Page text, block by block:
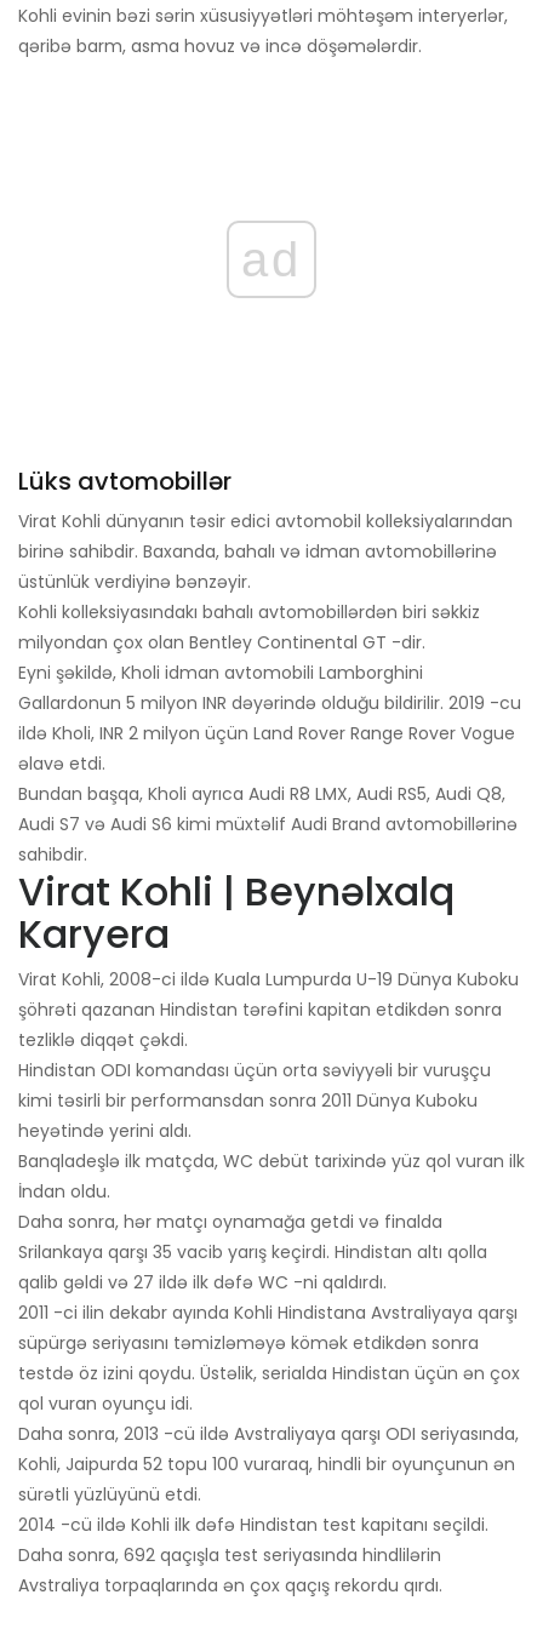
Kohli evinin bəzi sərin xüsusiyyətləri möhtəşəm interyerlər,
qəribə barm, asma hovuz və incə döşəmələrdir.
ad
Lüks avtomobillər
Virat Kohli dünyanın təsir edici avtomobil kolleksiyalarından
birinə sahibdir. Baxanda, bahalı və idman avtomobillərinə
üstünlük verdiyinə bənzəyir.
Kohli kolleksiyasındakı bahalı avtomobillərdən biri səkkiz
milyondan çox olan Bentley Continental GT -dir.
Eyni şəkildə, Kholi idman avtomobili Lamborghini
Gallardonun 5 milyon INR dəyərində olduğu bildirilir. 2019 -cu
ildə Kholi, INR 2 milyon üçün Land Rover Range Rover Vogue
əlavə etdi.
Bundan başqa, Kholi ayrıca Audi R8 LMX, Audi RS5, Audi Q8,
Audi S7 və Audi S6 kimi müxtəlif Audi Brand avtomobillərinə
sahibdir.
Virat Kohli | Beynəlxalq
Karyera
Virat Kohli, 2008-ci ildə Kuala Lumpurda U-19 Dünya Kuboku
şöhrəti qazanan Hindistan tərəfini kapitan etdikdən sonra
tezliklə diqqət çəkdi.
Hindistan ODI komandası üçün orta səviyyəli bir vuruşçu
kimi təsirli bir performansdan sonra 2011 Dünya Kuboku
heyətində yerini aldı.
Banqladeşlə ilk matçda, WC debüt tarixində yüz qol vuran ilk
İndan oldu.
Daha sonra, hər matçı oynamağa getdi və finalda
Srilankaya qarşı 35 vacib yarış keçirdi. Hindistan altı qolla
qalib gəldi və 27 ildə ilk dəfə WC -ni qaldırdı.
2011 -ci ilin dekabr ayında Kohli Hindistana Avstraliyaya qarşı
süpürgə seriyasını təmizləməyə kömək etdikdən sonra
testdə öz izini qoydu. Üstəlik, serialda Hindistan üçün ən çox
qol vuran oyunçu idi.
Daha sonra, 2013 -cü ildə Avstraliyaya qarşı ODI seriyasında,
Kohli, Jaipurda 52 topu 100 vuraraq, hindli bir oyunçunun ən
sürətli yüzlüyünü etdi.
2014 -cü ildə Kohli ilk dəfə Hindistan test kapitanı seçildi.
Daha sonra, 692 qaçışla test seriyasında hindlilərin
Avstraliya torpaqlarında ən çox qaçış rekordu qırdı.